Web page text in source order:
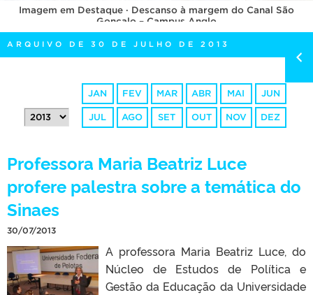
OUVIDORIA
PORTARIAS
TELEFONES
Imagem em Destaque · Descanso à margem do Canal São
Gonçalo – Campus Anglo
ARQUIVO DE 30 DE JULHO DE 2013
JAN FEV MAR ABR MAI JUN
JUL AGO SET OUT NOV DEZ
Professora Maria Beatriz Luce
profere palestra sobre a temática do
Sinaes
30/07/2013
A professora Maria Beatriz Luce, do
Núcleo de Estudos de Política e
Gestão da Educação da Universidade